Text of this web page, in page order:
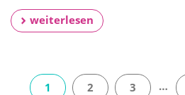
weiterlesen
1 2 3 …